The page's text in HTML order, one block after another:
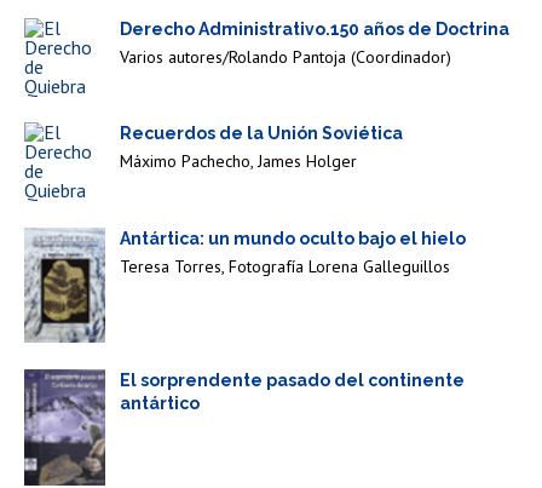
Derecho Administrativo.150 años de Doctrina
Varios autores/Rolando Pantoja (Coordinador)
Recuerdos de la Unión Soviética
Máximo Pachecho, James Holger
Antártica: un mundo oculto bajo el hielo
Teresa Torres, Fotografía Lorena Galleguillos
El sorprendente pasado del continente
antártico